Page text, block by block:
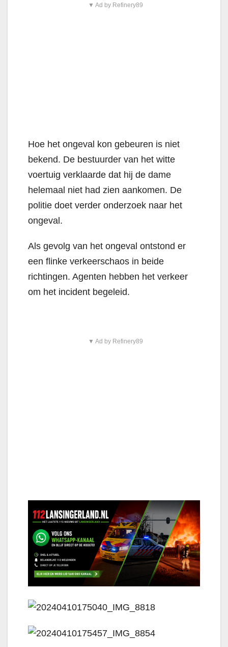
▼ Ad by Refinery89
Hoe het ongeval kon gebeuren is niet
bekend. De bestuurder van het witte
voertuig verklaarde dat hij de dame
helemaal niet had zien aankomen. De
politie doet verder onderzoek naar het
ongeval.
Als gevolg van het ongeval ontstond er
een flinke verkeerschaos in beide
richtingen. Agenten hebben het verkeer
om het incident begeleid.
▼ Ad by Refinery89